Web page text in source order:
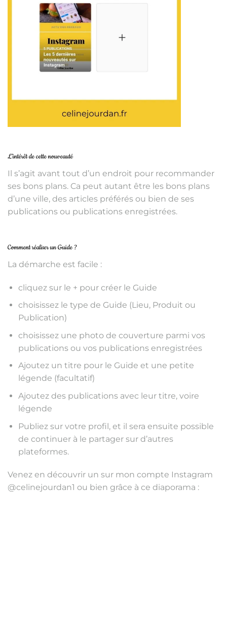
L’intérêt de cette nouveauté
Il s’agit avant tout d’un endroit pour recommander
ses bons plans. Ca peut autant être les bons plans
d’une ville, des articles préférés ou bien de ses
publications ou publications enregistrées.
Comment réaliser un Guide ?
La démarche est facile :
cliquez sur le + pour créer le Guide
choisissez le type de Guide (Lieu, Produit ou
Publication)
choisissez une photo de couverture parmi vos
publications ou vos publications enregistrées
Ajoutez un titre pour le Guide et une petite
légende (facultatif)
Ajoutez des publications avec leur titre, voire
légende
Publiez sur votre profil, et il sera ensuite possible
de continuer à le partager sur d’autres
plateformes.
Venez en découvrir un sur mon compte Instagram
@celinejourdan1 ou bien grâce à ce diaporama :